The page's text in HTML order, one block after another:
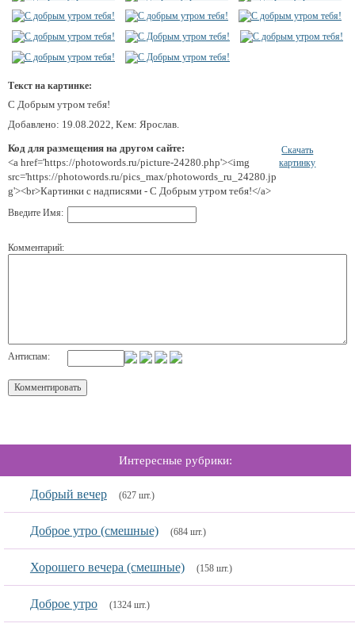
Текст на картинке:
С Добрым утром тебя!
Добавлено: 19.08.2022, Кем: Ярослав.
Код для размещения на другом сайте:
<a href='https://photowords.ru/picture-24280.php'><img
src='https://photowords.ru/pics_max/photowords_ru_24280.jp
g'><br>Картинки с надписями - С Добрым утром тебя!</a>
Скачать
картинку
Введите Имя:
Комментарий:
Антиспам:
Интересные рубрики:
Добрый вечер (627 шт.)
Доброе утро (смешные) (684 шт.)
Хорошего вечера (смешные) (158 шт.)
Доброе утро (1324 шт.)